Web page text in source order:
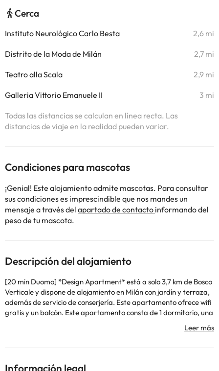
Cerca
Instituto Neurológico Carlo Besta 2,6 mi
Distrito de la Moda de Milán 2,7 mi
Teatro alla Scala 2,9 mi
Galleria Vittorio Emanuele II 3 mi
Todas las distancias se calculan en línea recta. Las
distancias de viaje en la realidad pueden variar.
Condiciones para mascotas
¡Genial! Este alojamiento admite mascotas. Para consultar
sus condiciones es imprescindible que nos mandes un
mensaje a través del apartado de contacto informando del
peso de tu mascota.
Descripción del alojamiento
[20 min Duomo] *Design Apartment* está a solo 3,7 km de Bosco
Verticale y dispone de alojamiento en Milán con jardín y terraza,
además de servicio de conserjería. Este apartamento ofrece wifi
gratis y un balcón. Este apartamento consta de 1 dormitorio, una
sala de estar, una cocina totalmente equipada con nevera y
cafetera, y 1 baño con bidet y ducha. Hay toallas y ropa de cama
aeropuerto (Aeropuerto de Milán - Linate) está a 12 km.
Información legal